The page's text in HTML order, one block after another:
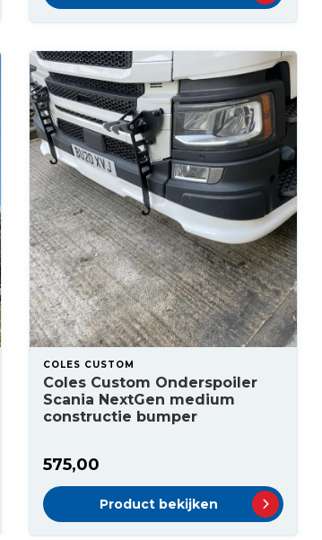
COLES CUSTOM
Coles Custom Onderspoiler
Scania NextGen medium
constructie bumper
575,00
Product bekijken